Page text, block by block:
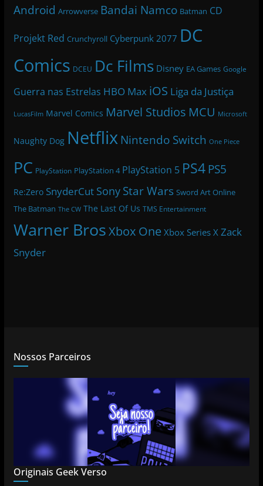
Android Arrowverse Bandai Namco Batman CD
Projekt Red Crunchyroll Cyberpunk 2077 DC
Comics DCEU Dc Films Disney EA Games Google
Guerra nas Estrelas HBO Max iOS Liga da Justiça
LucasFilm Marvel Comics Marvel Studios MCU Microsoft
Naughty Dog Netflix Nintendo Switch One Piece
PC PlayStation PlayStation 4 PlayStation 5 PS4 PS5
Re:Zero SnyderCut Sony Star Wars Sword Art Online
The Batman The CW The Last Of Us TMS Entertainment
Warner BrosXbox One Xbox Series X Zack
Snyder
Nossos Parceiros
Originais Geek Verso